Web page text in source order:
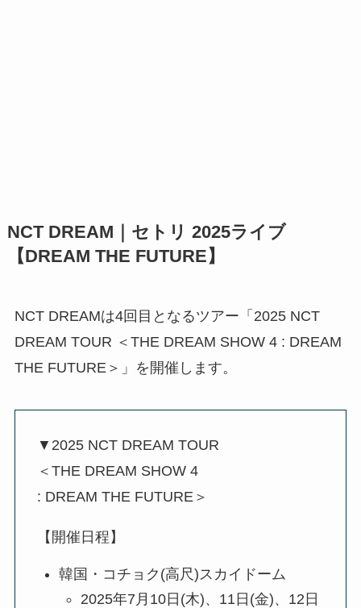
NCT DREAM｜セトリ 2025ライブ
【DREAM THE FUTURE】
NCT DREAMは4回目となるツアー「2025 NCT
DREAM TOUR ＜THE DREAM SHOW 4 : DREAM
THE FUTURE＞」を開催します。
▼2025 NCT DREAM TOUR
＜THE DREAM SHOW 4
: DREAM THE FUTURE＞
【開催日程】
韓国・コチョク(高尺)スカイドーム
2025年7月10日(木)、11日(金)、12日